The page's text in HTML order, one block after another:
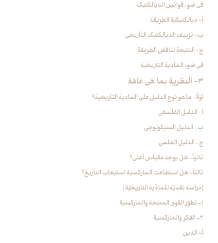
في ضوء قوانين الديالكتيك
أ- ديالكتيكية الطريقة
ب- تزييف الديالكتيك التأريخي
ج- النتيجة تناقض الطريقة
في ضوء المادية التأريخية
3- النظرية بما هي عامّة
أوّلًا- ما هو نوع الدليل على المادية التأريخية؟
أ- الدليل الفلسفي
ب- الدليل السيكولوجي
ج- الدليل العلمي
ثانياً- هل يوجد مقياس أعلى؟
ثالثاً- هل استطاعت الماركسية استيعاب التأريخ؟
[دراسة نقديّة للمادّية التاريخيّة]
1- تطوّر القوى المنتجة والماركسية
2- الفكر والماركسية
أ- الدين